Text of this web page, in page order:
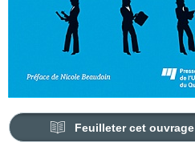
Feuilleter cet ouvrage